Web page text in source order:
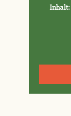
Inhalt: